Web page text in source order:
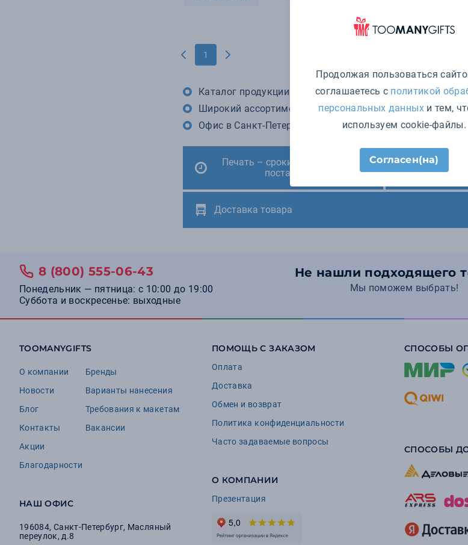
1
Каталог продукции бренда ACCESSTYLE в интернет-
Широкий ассортимент продукции мелким и крупным
Офис в Санкт-Петербурге, доставка по всей России и в
Печать – сроки нанесения и
поставки
Доставка товара
Не нашли подходящего
Мы поможем выбрать!
8 (800) 555-06-43
Понедельник — пятница: с 10:00 до 19:00
Суббота и воскресенье: выходные
TOOMANYGIFTS
О компании
Новости
Блог
Контакты
Акции
Благодарности
Бренды
Варианты нанесения
Требования к макетам
Вакансии
НАШ ОФИС
196084, Санкт-Петербург, Масляный
переулок, д.8
ПОМОЩЬ С ЗАКАЗОМ
Оплата
Доставка
Обмен и возврат
Политика конфиденциальности
Часто задаваемые вопросы
О КОМПАНИИ
Презентация
СПОСОБЫ
СПОСОБЫ
Продолжая пользоваться
соглашаетесь с политикой
персональных данныхи тем,
используем cookie-файлы.
Согласен(на)